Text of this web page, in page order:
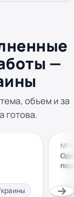
—
объем и за
готова.
№